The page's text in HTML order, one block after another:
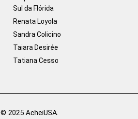
Sul da Flórida
Renata Loyola
Sandra Colicino
Taiara Desirée
Tatiana Cesso
© 2025 AcheiUSA.